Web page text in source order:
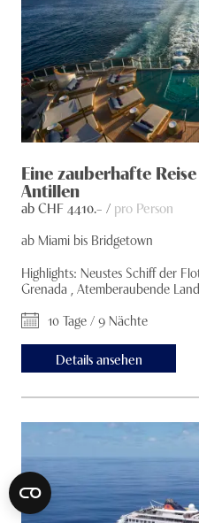
Eine zauberhafte
Antillen
ab CHF4410.– / pro Person
ab Miami bis Bridgetown
Highlights: Neustes Schiff der
Grenada , Atemberaubende
10 Tage / 9 Nächte
Details ansehen